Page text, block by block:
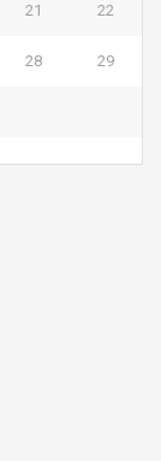
21 22
28 29